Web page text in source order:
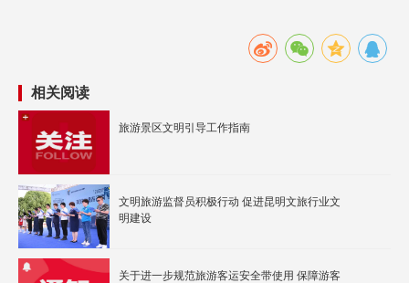
相关阅读
旅游景区文明引导工作指南
文明旅游监督员积极行动 促进昆明文旅行业文
明建设
关于进一步规范旅游客运安全带使用 保障游客